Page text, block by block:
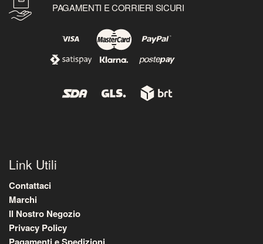
PAGAMENTI E CORRIERI SICURI
Link Utili
Contattaci
Marchi
Il Nostro Negozio
Privacy Policy